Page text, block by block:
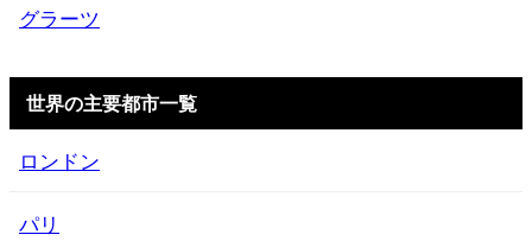
グラーツ
世界の主要都市一覧
ロンドン
パリ